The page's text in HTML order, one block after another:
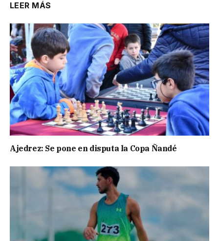
LEER MÁS
Ajedrez: Se pone en disputa la Copa Ñandé